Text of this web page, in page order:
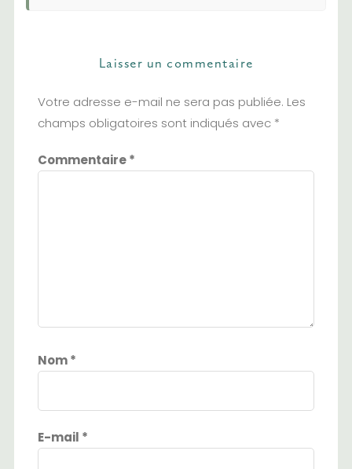
Laisser un commentaire
Votre adresse e-mail ne sera pas publiée. Les
champs obligatoires sont indiqués avec *
Commentaire*
Nom*
E-mail *